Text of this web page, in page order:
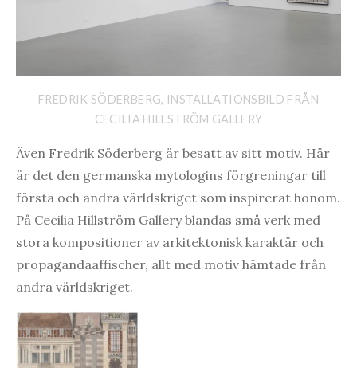
FREDRIK SÖDERBERG, INSTALLATIONSBILD FRÅN
CECILIA HILLSTRÖM GALLERY
Även Fredrik Söderberg är besatt av sitt motiv. Här
är det den germanska mytologins förgreningar till
första och andra världskriget som inspirerat honom.
På Cecilia Hillström Gallery blandas små verk med
stora kompositioner av arkitektonisk karaktär och
propagandaaffischer, allt med motiv hämtade från
andra världskriget.